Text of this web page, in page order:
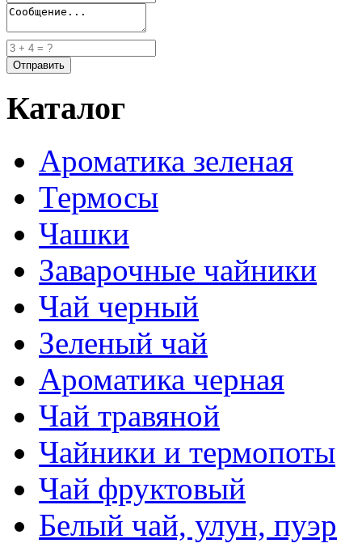
Каталог
Ароматика зеленая
Термосы
Чашки
Заварочные чайники
Чай черный
Зеленый чай
Ароматика черная
Чай травяной
Чайники и термопоты
Чай фруктовый
Белый чай, улун, пуэр